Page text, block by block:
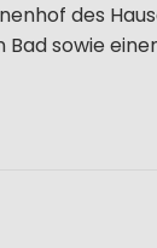
des
Bad sowie